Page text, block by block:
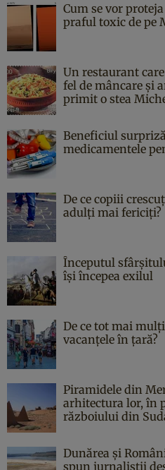
Cum se vor
praful toxic de pe
Un restaurant
fel de mâncare și
primit o stea
Beneficiul
medicamentele
De ce copiii
adulți mai fericiți?
Începutul
îşi începea exilul
De ce tot mai
vacanțele în țară?
Piramidele din
arhitectura lor, în
războiului din
Dunărea și
spun jurnaliștii